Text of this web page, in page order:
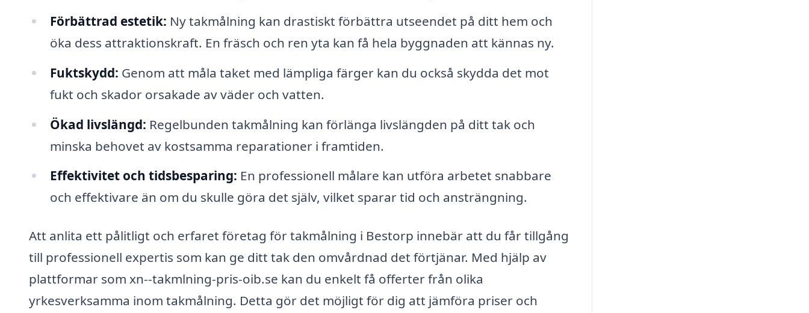
Förbättrad estetik: Ny takmålning kan drastiskt förbättra utseendet på ditt hem och
öka dess attraktionskraft. En fräsch och ren yta kan få hela byggnaden att kännas ny.
Fuktskydd: Genom att måla taket med lämpliga färger kan du också skydda det mot
fukt och skador orsakade av väder och vatten.
Ökad livslängd: Regelbunden takmålning kan förlänga livslängden på ditt tak och
minska behovet av kostsamma reparationer i framtiden.
Effektivitet och tidsbesparing: En professionell målare kan utföra arbetet snabbare
och effektivare än om du skulle göra det själv, vilket sparar tid och ansträngning.
Att anlita ett pålitligt och erfaret företag för takmålning i Bestorp innebär att du får tillgång
till professionell expertis som kan ge ditt tak den omvårdnad det förtjänar. Med hjälp av
plattformar som xn--takmlning-pris-oib.se kan du enkelt få offerter från olika
yrkesverksamma inom takmålning. Detta gör det möjligt för dig att jämföra priser och